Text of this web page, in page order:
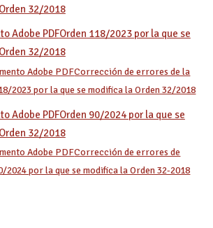
32/2018
Orden 118/2023 por la que se
32/2018
Corrección de errores de la
2023 por la que se modifica la Orden 32/2018
Orden 90/2024 por la que se
32/2018
Corrección de errores de
2024 por la que se modifica la Orden 32-2018